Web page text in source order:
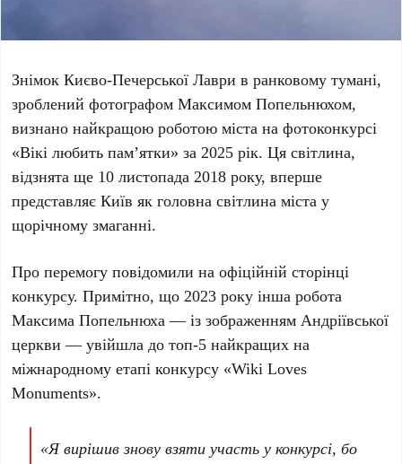
Знімок Києво-Печерської Лаври в ранковому тумані,
зроблений фотографомМаксимом Попельнюхом,
визнано найкращою роботою міста на фотоконкурсі
«Вікі любить пам’ятки» за2025 рік. Ця світлина,
відзнята ще 10 листопада 2018 року, вперше
представляє Київ як головна світлина міста у
щорічному змаганні.
Про перемогу повідомили на офіційній сторінці
конкурсу. Примітно, що2023 року інша робота
Максима Попельнюха— із зображеннямАндріївської
церкви — увійшла до топ-5 найкращих на
міжнародному етапі конкурсу «Wiki Loves
Monuments».
«Я вирішив знову взяти участь у конкурсі, бо